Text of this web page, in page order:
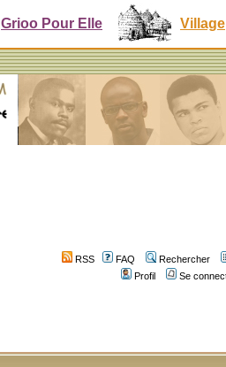
Grioo Pour Elle Village
RSS FAQ
Rechercher
Profil
Se